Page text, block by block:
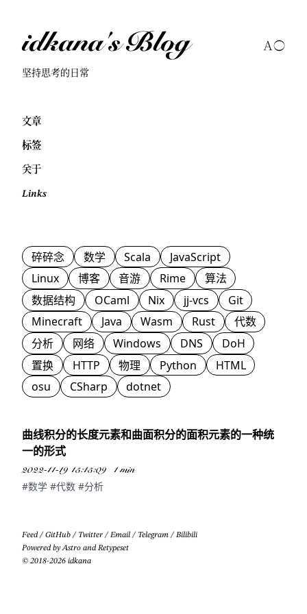
idkana's Blog
坚持思考的日常
文章
标签
关于
Links
碎碎念 数学 Scala
JavaScript
Linux
博客 音游 Rime
算法
数据结构
OCaml Nix jj-vcs
Git
Minecraft
Java Wasm Rust
代数
分析
网络 Windows DNS
DoH
置换
HTTP 物理 Python
HTML
osu
CSharp dotnet
曲线积分的长度元素和曲面积分的面积元素的一种统
一的形式
2022-11-19 15:15:09
1 min
#数学#代数#分析
Feed /GitHub /Twitter /Email /Telegram /Bilibili
Powered byAstroand Retypeset
© 2018-2026 idkana